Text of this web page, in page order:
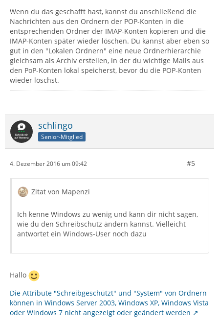
Wenn du das geschafft hast, kannst du anschließend die
Nachrichten aus den Ordnern der POP-Konten in die
entsprechenden Ordner der IMAP-Konten kopieren und die
IMAP-Konten später wieder löschen. Du kannst aber eben so
gut in den "Lokalen Ordnern" eine neue Ordnerhierarchie
gleichsam als Archiv erstellen, in der du wichtige Mails aus
den PoP-Konten lokal speicherst, bevor du die POP-Konten
wieder löschst.
schlingo
Senior-Mitglied
4. Dezember 2016 um 09:42 #5
Zitat von Mapenzi
Ich kenne Windows zu wenig und kann dir nicht sagen,
wie du den Schreibschutz ändern kannst. Vielleicht
antwortet ein Windows-User noch dazu
Hallo
Die Attribute "Schreibgeschützt" und "System" von Ordnern
können in Windows Server 2003, Windows XP, Windows Vista
oder Windows 7 nicht angezeigt oder geändert werden